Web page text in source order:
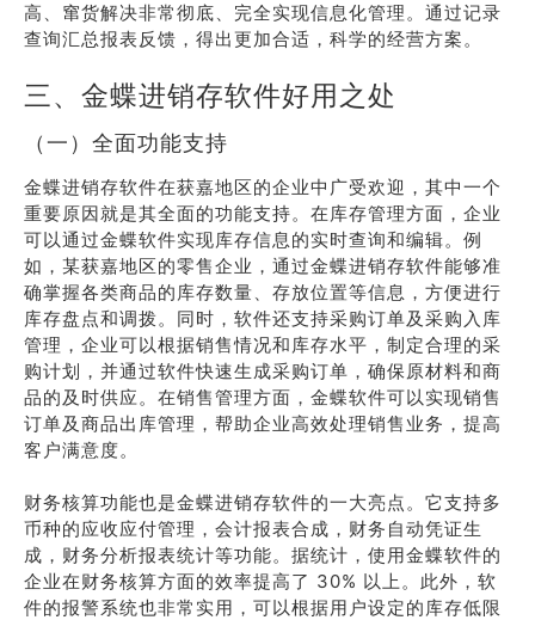
高、窜货解决非常彻底、完全实现信息化管理。通过记录
查询汇总报表反馈，得出更加合适，科学的经营方案。
三、金蝶进销存软件好用之处
（一）全面功能支持
金蝶进销存软件在获嘉地区的企业中广受欢迎，其中一个
重要原因就是其全面的功能支持。在库存管理方面，企业
可以通过金蝶软件实现库存信息的实时查询和编辑。例
如，某获嘉地区的零售企业，通过金蝶进销存软件能够准
确掌握各类商品的库存数量、存放位置等信息，方便进行
库存盘点和调拨。同时，软件还支持采购订单及采购入库
管理，企业可以根据销售情况和库存水平，制定合理的采
购计划，并通过软件快速生成采购订单，确保原材料和商
品的及时供应。在销售管理方面，金蝶软件可以实现销售
订单及商品出库管理，帮助企业高效处理销售业务，提高
客户满意度。
财务核算功能也是金蝶进销存软件的一大亮点。它支持多
币种的应收应付管理，会计报表合成，财务自动凭证生
成，财务分析报表统计等功能。据统计，使用金蝶软件的
企业在财务核算方面的效率提高了 30% 以上。此外，软
件的报警系统也非常实用，可以根据用户设定的库存低限